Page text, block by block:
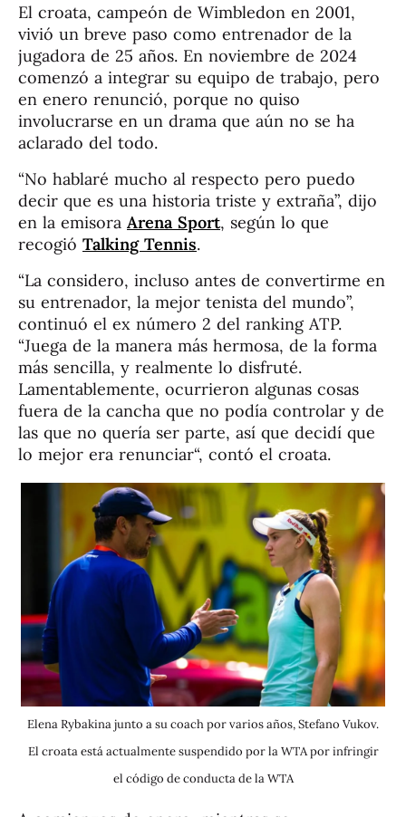
El croata, campeón de Wimbledon en 2001,
vivió un breve paso como entrenador de la
jugadora de 25 años. En noviembre de 2024
comenzó a integrar su equipo de trabajo, pero
en enero renunció, porque no quiso
involucrarse en un drama que aún no se ha
aclarado del todo.
“No hablaré mucho al respecto pero puedo
decir que es una historia triste y extraña”, dijo
en la emisora Arena Sport, según lo que
recogió Talking Tennis.
“La considero, incluso antes de convertirme en
su entrenador, la mejor tenista del mundo”,
continuó el ex número 2 del ranking ATP.
“Juega de la manera más hermosa, de la forma
más sencilla, y realmente lo disfruté.
Lamentablemente, ocurrieron algunas cosas
fuera de la cancha que no podía controlar y de
las que no quería ser parte, así que decidí que
lo mejor era renunciar“, contó el croata.
Elena Rybakina junto a su coach por varios años, Stefano Vukov.
El croata está actualmente suspendido por la WTA por infringir
el código de conducta de la WTA